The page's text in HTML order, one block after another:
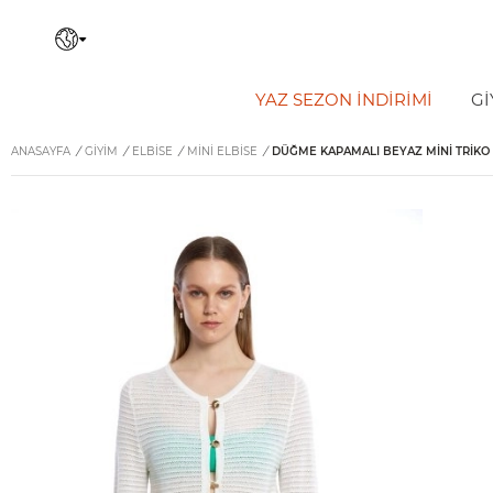
YAZ SEZON İNDIRIMI
ANASAYFA / GİYİM / ELBISE / MINI ELBISE / DÜĞME KAPAMALI BEYAZ MINI TRIKO